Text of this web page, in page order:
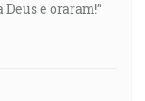
e oraram!”